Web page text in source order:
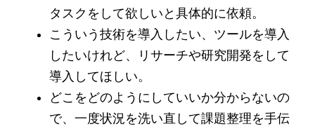
タスクをして欲しいと具体的に依頼。
こういう技術を導入したい、ツールを導入
したいけれど、リサーチや研究開発をして
導入してほしい。
どこをどのようにしていいか分からないの
で、一度状況を洗い直して課題整理を手伝